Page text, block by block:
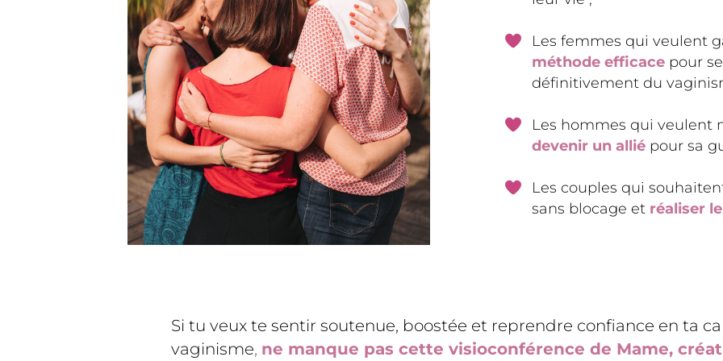
Les femmes qui veulent
méthode efficacepour
définitivement du
Les hommes qui veulent
devenir un allié pour sa
Les couples qui
sans blocage et réaliser
Si tu veux te sentir soutenue, boostée et reprendre confiance en ta
vaginisme, ne manque pas cette visioconférence de Mame,